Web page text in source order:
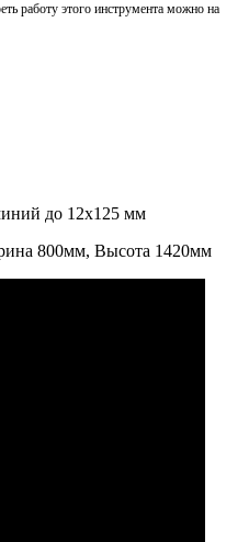
работу этого инструмента можно на
до 12х125 мм
800мм, Высота 1420мм